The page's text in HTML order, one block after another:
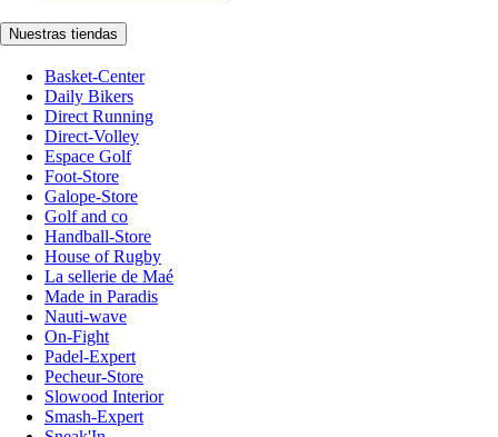
Nuestras tiendas
Basket-Center
Daily Bikers
Direct Running
Direct-Volley
Espace Golf
Foot-Store
Galope-Store
Golf and co
Handball-Store
House of Rugby
La sellerie de Maé
Made in Paradis
Nauti-wave
On-Fight
Padel-Expert
Pecheur-Store
Slowood Interior
Smash-Expert